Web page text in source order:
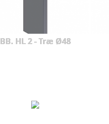
BB. HL 2 - Træ Ø48